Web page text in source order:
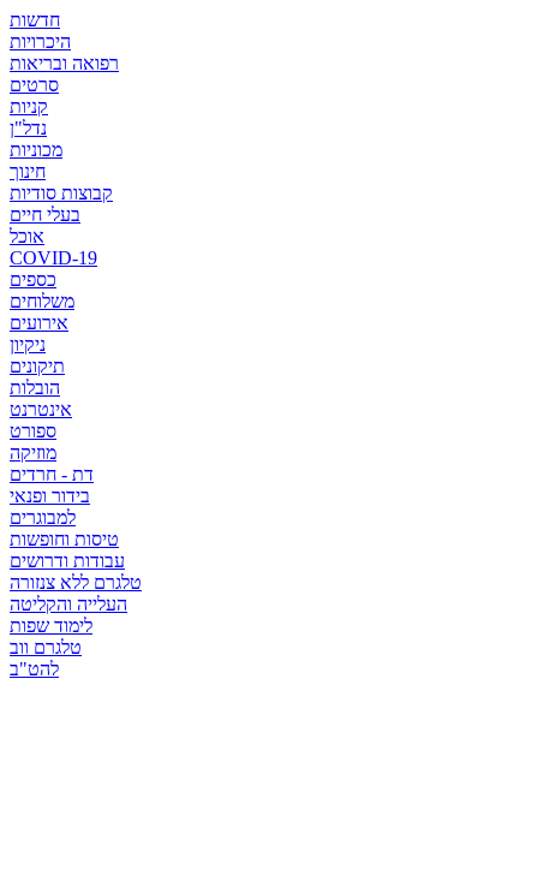
חדשות
היכרויות
רפואה ובריאות
סרטים
קניות
נדל"ן
מכוניות
חינוך
קבוצות סודיות
בעלי חיים
אוכל
COVID-19
כספים
משלוחים
אירועים
ניקיון
תיקונים
הובלות
אינטרנט
ספורט
מוזיקה
דת - חרדים
בידור ופנאי
למבוגרים
טיסות וחופשות
עבודות ודרושים
טלגרם ללא צנזורה
העלייה והקליטה
לימוד שפות
טלגרם ווב
להט"ב